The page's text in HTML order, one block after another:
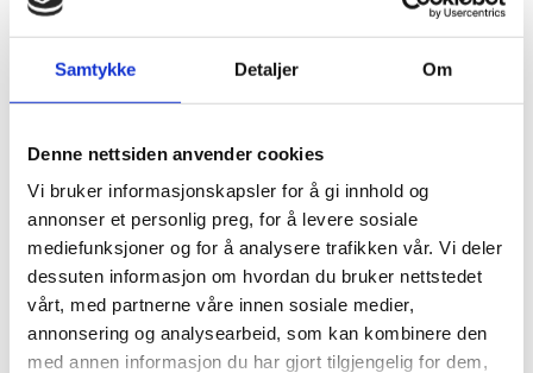
Samtykke Detaljer Om
Denne nettsiden anvender cookies
Vi bruker informasjonskapsler for å gi innhold og
annonser et personlig preg, for å levere sosiale
mediefunksjoner og for å analysere trafikken vår. Vi deler
dessuten informasjon om hvordan du bruker nettstedet
vårt, med partnerne våre innen sosiale medier,
annonsering og analysearbeid, som kan kombinere den
med annen informasjon du har gjort tilgjengelig for dem,
ÅLESUND
SIKKERHETS OG OPPLÆRINGSDAG BLIR
25.JUNI I KRISTIANSUND OG ER OBLIGATORISK
FOR ALLE.
Spørsmål kan rettes til Tove Henøen ved
Nordmøre fiskebåt på913 29 242eller
tove@nordmorefiskebat.no